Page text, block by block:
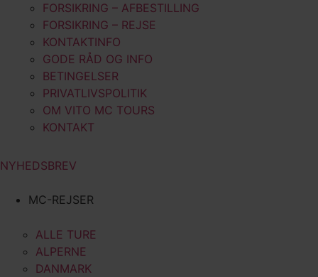
FORSIKRING – AFBESTILLING
FORSIKRING – REJSE
KONTAKTINFO
GODE RÅD OG INFO
BETINGELSER
PRIVATLIVSPOLITIK
OM VITO MC TOURS
KONTAKT
NYHEDSBREV
MC-REJSER
ALLE TURE
ALPERNE
DANMARK